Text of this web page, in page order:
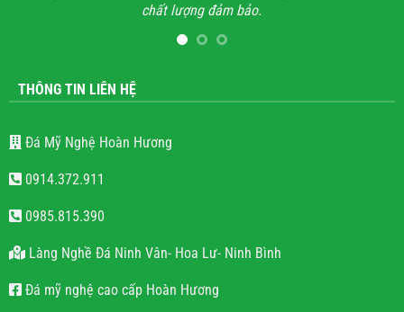
chất lượng đảm bảo.
THÔNG TIN LIÊN HỆ
Đá Mỹ Nghệ Hoàn Hương
0914.372.911
0985.815.390
Làng Nghề Đá Ninh Vân- Hoa Lư- Ninh Bình
Đá mỹ nghệ cao cấp Hoàn Hương